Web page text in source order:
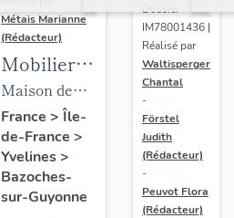
Métais Marianne
(Rédacteur)
Mobilier
de la
maison
Louis
Carré
Maison de
villégiature
dite maison
Louis Carré
France > Île-
de-France >
Yvelines>
Bazoches-
sur-Guyonne
Dossier
IM78001436 |
Réalisé par
Waltisperger
Chantal
-
Förstel
Judith
(Rédacteur)
-
Peuvot Flora
(Rédacteur)